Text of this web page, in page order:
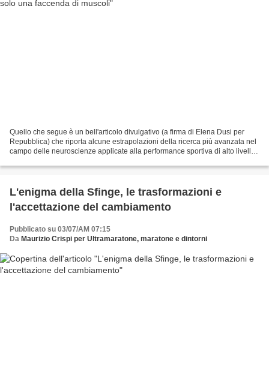
Quello che segue è un bell'articolo divulgativo (a firma di Elena Dusi per
Repubblica) che riporta alcune estrapolazioni della ricerca più avanzata nel
campo delle neuroscienze applicate alla performance sportiva di alto livello.
L'enigma della Sfinge, le trasformazioni e
l'accettazione del cambiamento
Pubblicato su 03/07/AM 07:15
Da Maurizio Crispi per Ultramaratone, maratone e dintorni